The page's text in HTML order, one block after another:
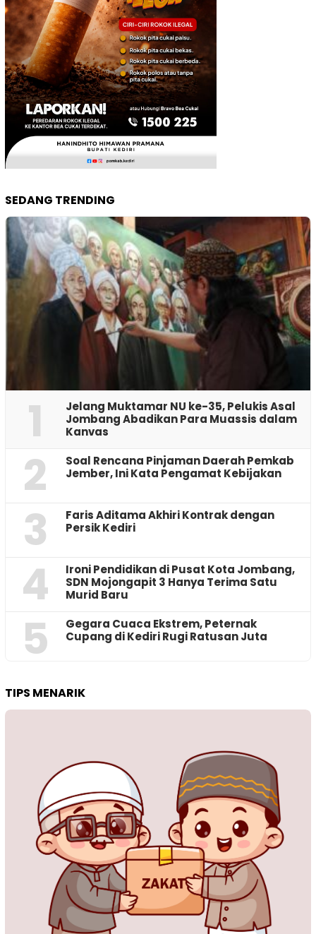
SEDANG TRENDING
1
Jelang Muktamar NU ke-35, Pelukis Asal
Jombang Abadikan Para Muassis dalam
Kanvas
2
‎Soal Rencana Pinjaman Daerah Pemkab
Jember, Ini Kata Pengamat Kebijakan ‎
3
Faris Aditama Akhiri Kontrak dengan
Persik Kediri
4
Ironi Pendidikan di Pusat Kota Jombang,
SDN Mojongapit 3 Hanya Terima Satu
Murid Baru
5
‎Gegara Cuaca Ekstrem, Peternak
Cupang di Kediri Rugi Ratusan Juta
TIPS MENARIK